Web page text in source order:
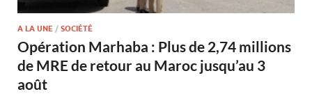
A LA UNE / SOCIÉTÉ
Opération Marhaba : Plus de 2,74 millions
de MRE de retour au Maroc jusqu’au 3
août